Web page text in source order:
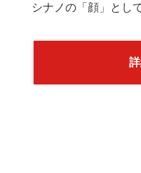
シナノの「顔」とし